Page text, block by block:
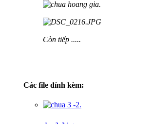
Còn tiếp .....
Các file đính kèm: